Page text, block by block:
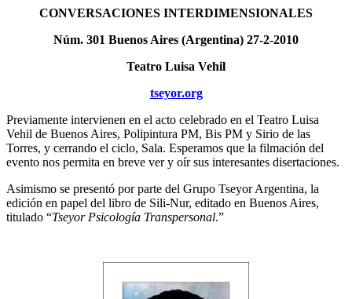
CONVERSACIONES INTERDIMENSIONALES
Núm. 301 Buenos Aires (Argentina) 27-2-2010
Teatro Luisa Vehil
tseyor.org
Previamente intervienen en el acto celebrado en el Teatro Luisa
Vehil de Buenos Aires, Polipintura PM, Bis PM y Sirio de las
Torres, y cerrando el ciclo, Sala. Esperamos que la filmación del
evento nos permita en breve ver y oír sus interesantes disertaciones.
Asimismo se presentó por parte del Grupo Tseyor Argentina, la
edición en papel del libro de Sili-Nur, editado en Buenos Aires,
titulado “Tseyor Psicología Transpersonal.”